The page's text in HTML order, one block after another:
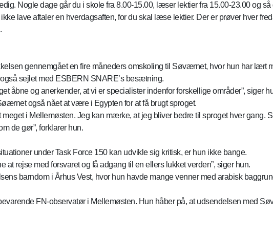
Nogle dage går du i skole fra 8.00-15.00, læser lektier fra 15.00-23.00 og så
lave aftaler en hverdagsaften, for du skal læse lektier. Der er prøver hver
gennemgået en fire måneders omskoling til Søværnet, hvor hun har lært
sejlet med ESBERN SNARE’s besætning.
åbne og anerkender, at vi er specialister indenfor forskellige områder”, siger
også nået at være i Egypten for at få brugt sproget.
i Mellemøsten. Jeg kan mærke, at jeg bliver bedre til sproget hver gang.
de gør”, forklarer hun.
under Task Force 150 kan udvikle sig kritisk, er hun ikke bange.
at rejse med forsvaret og få adgang til en ellers lukket verden”, siger hun.
barndom i Århus Vest, hvor hun havde mange venner med arabisk
FN-observatør i Mellemøsten. Hun håber på, at udsendelsen med